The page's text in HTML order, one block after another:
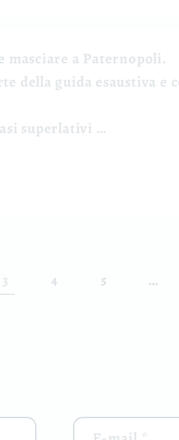
masciare a Paternopoli.
della guida esaustiva e
superlativi …
3 4 5 …